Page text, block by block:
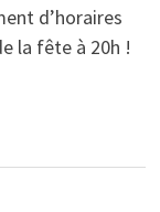
d’horaires
la fête à 20h !